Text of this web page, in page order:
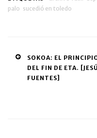
palo sucedió en toledo
Post
navigation
SOKOA: EL
DEL FIN DE ETA.
FUENTES]